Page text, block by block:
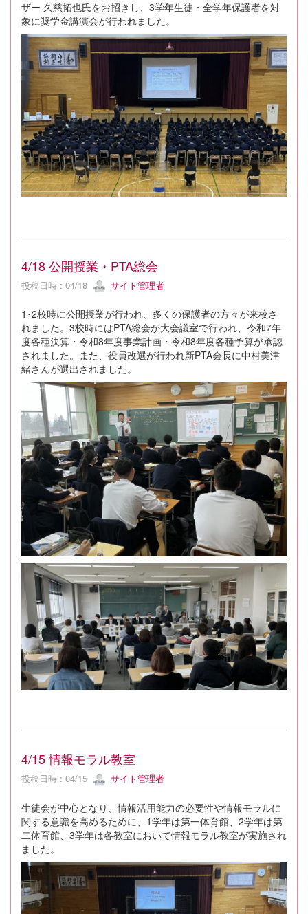
ザー 久慈拓也氏をお招きし、3学年生徒・全学年保護者を対
象に奨学金講演会が行われました。
4/18 公開授業・PTA総会
投稿日時 : 04/18 サイト管理者
1･2校時に公開授業が行われ、多くの保護者の方々が来校さ
れました。3校時にはPTA総会が大会議室で行われ、令和7年
度各種決算・令和8年度事業計画・令和8年度各種予算が承認
されました。また、役員改選が行われ新PTA会長に中村美津
緒さんが選出されました。
4/15 情報モラル教室
投稿日時 : 04/15 サイト管理者
生徒会が中心となり、情報活用能力の必要性や情報モラルに
関する意識を高めるために、1学年は第一体育館、2学年は第
二体育館、3学年は各教室において情報モラル教室が実施され
ました。